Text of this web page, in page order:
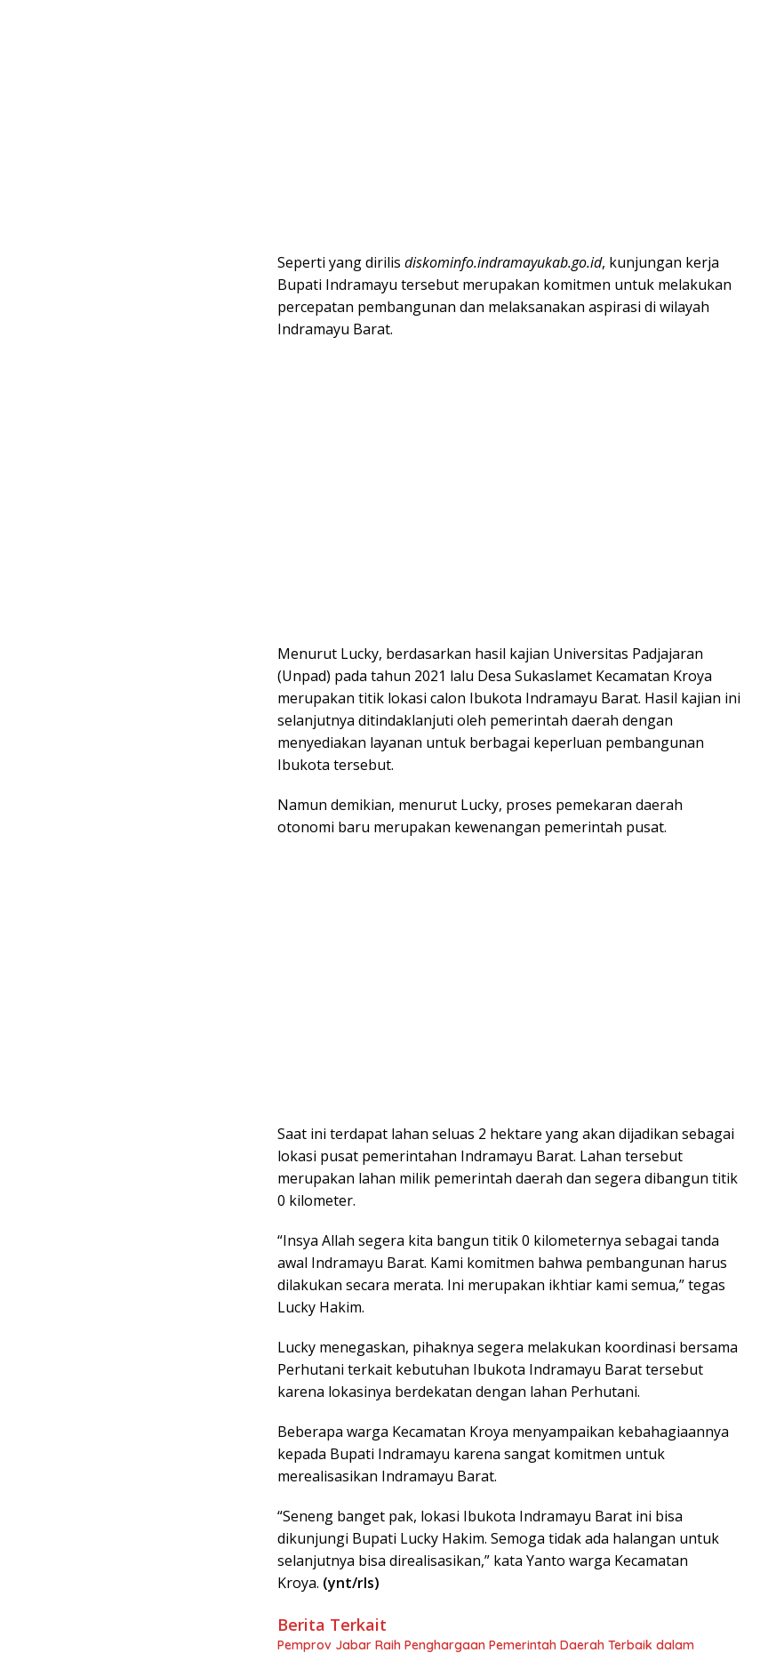
Seperti yang dirilis diskominfo.indramayukab.go.id, kunjungan kerja
Bupati Indramayu tersebut merupakan komitmen untuk melakukan
percepatan pembangunan dan melaksanakan aspirasi di wilayah
Indramayu Barat.
Menurut Lucky, berdasarkan hasil kajian Universitas Padjajaran
(Unpad) pada tahun 2021 lalu Desa Sukaslamet Kecamatan Kroya
merupakan titik lokasi calon Ibukota Indramayu Barat. Hasil kajian ini
selanjutnya ditindaklanjuti oleh pemerintah daerah dengan
menyediakan layanan untuk berbagai keperluan pembangunan
Ibukota tersebut.
Namun demikian, menurut Lucky, proses pemekaran daerah
otonomi baru merupakan kewenangan pemerintah pusat.
Saat ini terdapat lahan seluas 2 hektare yang akan dijadikan sebagai
lokasi pusat pemerintahan Indramayu Barat. Lahan tersebut
merupakan lahan milik pemerintah daerah dan segera dibangun titik
0 kilometer.
“Insya Allah segera kita bangun titik 0 kilometernya sebagai tanda
awal Indramayu Barat. Kami komitmen bahwa pembangunan harus
dilakukan secara merata. Ini merupakan ikhtiar kami semua,” tegas
Lucky Hakim.
Lucky menegaskan, pihaknya segera melakukan koordinasi bersama
Perhutani terkait kebutuhan Ibukota Indramayu Barat tersebut
karena lokasinya berdekatan dengan lahan Perhutani.
Beberapa warga Kecamatan Kroya menyampaikan kebahagiaannya
kepada Bupati Indramayu karena sangat komitmen untuk
merealisasikan Indramayu Barat.
“Seneng banget pak, lokasi Ibukota Indramayu Barat ini bisa
dikunjungi Bupati Lucky Hakim. Semoga tidak ada halangan untuk
selanjutnya bisa direalisasikan,” kata Yanto warga Kecamatan
Kroya. (ynt/rls)
Berita Terkait
Pemprov Jabar Raih Penghargaan Pemerintah Daerah Terbaik dalam